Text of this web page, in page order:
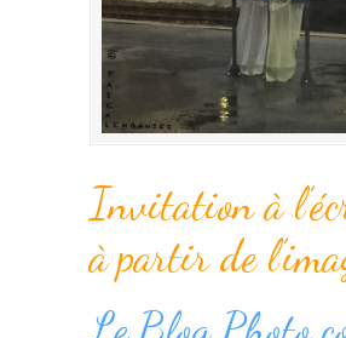
Invitation à
à partir de